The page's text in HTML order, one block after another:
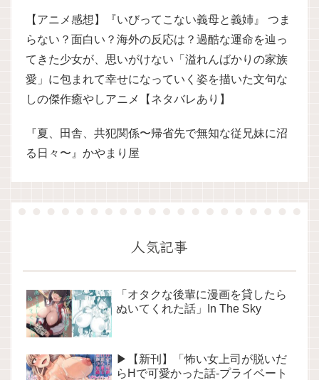
【アニメ感想】『いびってこない義母と義姉』 つま
らない？面白い？海外の反応は？過酷な運命を辿っ
てきた少女が、思いがけない「溢れんばかりの家族
愛」に包まれて幸せになっていく姿を描いた文句な
しの傑作癒やしアニメ【ネタバレあり】
『夏、田舎、共犯関係〜帰省先で無知な従兄妹に沼
る日々〜』かやまり屋
人気記事
「オタクな後輩に漫画を貸したら
ぬいてくれた話」In The Sky
▶【新刊】「怖い女上司が脱いだ
らHで可愛かった話-プライベート